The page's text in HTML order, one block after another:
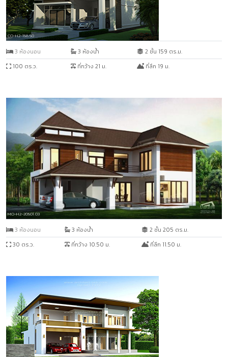
CO-H2-158.50
3 ห้องนอน 3 ห้องน้ำ
2 ชั้น 159 ตร.ม.
100 ตร.ว.
ที่กว้าง 21 ม. ที่ลึก 19 ม.
MO-H2-20501.03
3 ห้องนอน 3 ห้องน้ำ
2 ชั้น 205 ตร.ม.
30 ตร.ว.
ที่กว้าง 10.50 ม. ที่ลึก 11.50 ม.